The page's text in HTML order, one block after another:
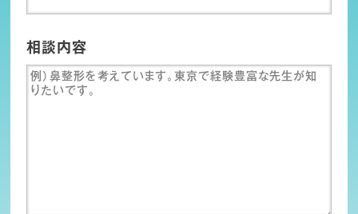
相談内容